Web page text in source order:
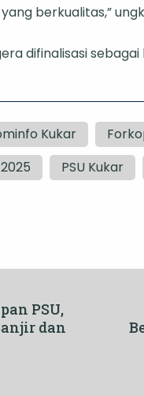
berkualitas,”
difinalisasi
Kukar
PSU Kukar
PSU,
dan